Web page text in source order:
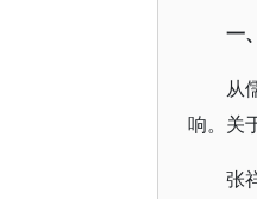
一
从
响。关
张